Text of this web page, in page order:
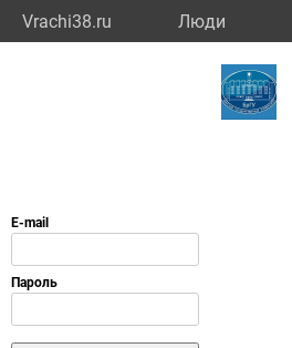
Vrachi38.ru Люди